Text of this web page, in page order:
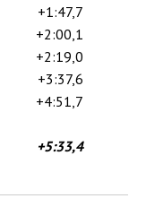
+1:47,7
+2:00,1
+2:19,0
+3:37,6
+4:51,7
+5:33,4